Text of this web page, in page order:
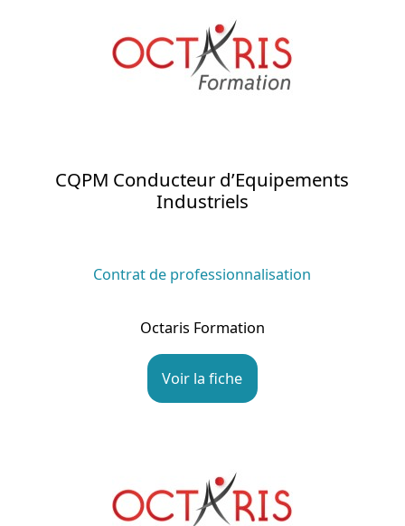
CQPM Conducteur d’Equipements
Industriels
Contrat de professionnalisation
Octaris Formation
Voir la fiche